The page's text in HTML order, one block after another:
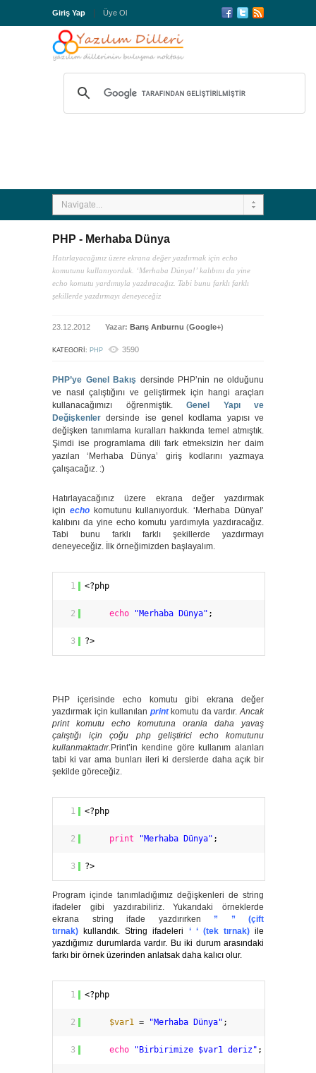
Giriş Yap Üye Ol
Navigate...
PHP - Merhaba Dünya
Hatırlayacağınız üzere ekrana değer yazdırmak için echo
komutunu kullanıyorduk. ‘Merhaba Dünya!’ kalıbını da yine
echo komutu yardımıyla yazdıracağız. Tabi bunu farklı farklı
şekillerde yazdırmayı deneyeceğiz
23.12.2012 Yazar: Barış Arıburnu (Google+)
KATEGORI: PHP 3590
PHP’ye Genel Bakış dersinde PHP’nin ne olduğunu
ve nasıl çalıştığını ve geliştirmek için hangi araçları
kullanacağımızı öğrenmiştik.
Genel Yapı ve
Değişkenler dersinde ise genel kodlama yapısı ve
değişken tanımlama kuralları hakkında temel atmıştık.
Şimdi ise programlama dili fark etmeksizin her daim
yazılan ‘Merhaba Dünya’ giriş kodlarını yazmaya
çalışacağız. :)
Hatırlayacağınız üzere ekrana değer yazdırmak
için echo komutunu kullanıyorduk. ‘Merhaba Dünya!’
kalıbını da yine echo komutu yardımıyla yazdıracağız.
Tabi bunu farklı farklı şekillerde yazdırmayı
deneyeceğiz. İlk örneğimizden başlayalım.
1 <?php
2 echo "Merhaba Dünya" ;
3 ?>
PHP içerisinde echo komutu gibi ekrana değer
yazdırmak için kullanılan print komutu da vardır.Ancak
print komutu echo komutuna oranla daha yavaş
çalıştığı için çoğu php geliştirici echo komutunu
kullanmaktadır. Print’in kendine göre kullanım alanları
tabi ki var ama bunları ileri ki derslerde daha açık bir
şekilde göreceğiz.
1 <?php
2 print "Merhaba Dünya" ;
3 ?>
Program içinde tanımladığımız değişkenleri de string
ifadeler gibi yazdırabiliriz. Yukarıdaki örneklerde
ekrana string ifade yazdırırken ” ” (çift
tırnak) kullandık. String ifadeleri ‘ ‘ (tek tırnak) ile
yazdığımız durumlarda vardır. Bu iki durum arasındaki
farkı bir örnek üzerinden anlatsak daha kalıcı olur.
1 <?php
2 $var1 = "Merhaba Dünya" ;
3 echo "Birbirimize $var1 deriz" ;